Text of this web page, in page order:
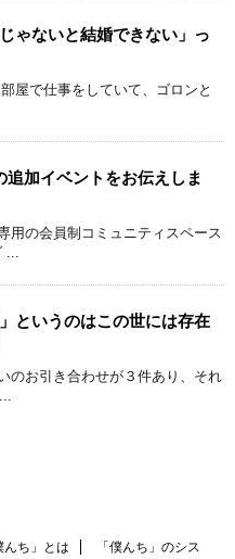
ゃないと結婚できない」っ
屋で仕事をしていて、ゴロンと
追加イベントをお伝えしま
用の会員制コミュニティスペース
というのはこの世には存在
のお引き合わせが３件あり、それ
んち」とは 「僕んち」のシス